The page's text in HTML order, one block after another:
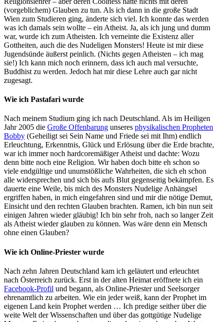
(vorgeblichem) Glauben zu tun. Als ich dann in die große Stadt
Wien zum Studieren ging, änderte sich viel. Ich konnte das werden
was ich damals sein wollte – ein Atheist. Ja, als ich jung und dumm
war, wurde ich zum Atheisten. Ich verneinte die Existenz aller
Gottheiten, auch die des Nudeligen Monsters! Heute ist mir diese
Jugendsünde äußerst peinlich. (Nichts gegen Atheisten – ich mag
sie!) Ich kann mich noch erinnern, dass ich auch mal versuchte,
Buddhist zu werden. Jedoch hat mir diese Lehre auch gar nicht
zugesagt.
Wie ich Pastafari wurde
Nach meinem Studium ging ich nach Deutschland. Als im Heiligen
Jahr 2005 die Große Offenbarung unseres physikalischen Propheten
Bobby (Geheiligt sei Sein Name und Friede sei mit Ihm) endlich
Erleuchtung, Erkenntnis, Glück und Erlösung über die Erde brachte,
war ich immer noch hardcoremäßiger Atheist und dachte: Wozu
denn bitte noch eine Religion. Wir haben doch bitte eh schon so
viele endgültige und unumstößliche Wahrheiten, die sich eh schon
alle widersprechen und sich bis aufs Blut gegenseitig bekämpfen. Es
dauerte eine Weile, bis mich des Monsters Nudelige Anhängsel
ergriffen haben, in mich eingefahren sind und mir die nötige Demut,
Einsicht und den rechten Glauben brachten. Ramen, ich bin nun seit
einigen Jahren wieder gläubig! Ich bin sehr froh, nach so langer Zeit
als Atheist wieder glauben zu können. Was wäre denn ein Mensch
ohne einen Glauben?
Wie ich Online-Priester wurde
Nach zehn Jahren Deutschland kam ich geläutert und erleuchtet
nach Österreich zurück. Erst in der alten Heimat eröffnete ich ein
Facebook-Profil und begann, als Online-Priester und Seelsorger
ehrenamtlich zu arbeiten. Wie ein jeder weiß, kann der Prophet im
eigenen Land kein Prophet werden … Ich predige seither über die
weite Welt der Wissenschaften und über das gottgütige Nudelige